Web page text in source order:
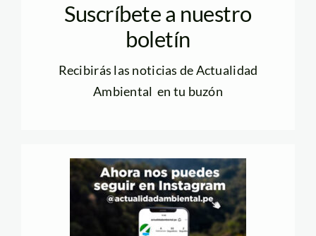
Suscríbete a nuestro
boletín
Recibirás las noticias de Actualidad
Ambiental en tu buzón